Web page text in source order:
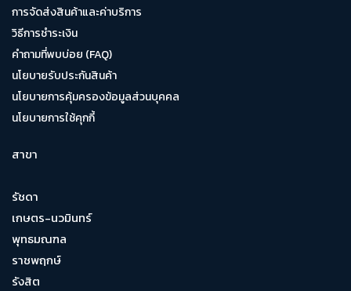
การจัดส่งสินค้าและค่าบริการ
วิธีการชำระเงิน
คำถามที่พบบ่อย (FAQ)
นโยบายรับประกันสินค้า
นโยบายการคุ้มครองข้อมูลส่วนบุคคล
นโยบายการใช้คุกกี้
สาขา
รัชดา
เกษตร-นวมินทร์
พุทธมณฑล
ราชพฤกษ์
รังสิต